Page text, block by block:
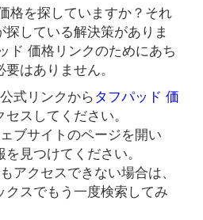
格を探していますか？それ
している解決策がありま
ド 価格リンクのためにあち
はありません。
式リンクからタフパッド 価
スしてください。
ブサイトのページを開い
見つけてください。
アクセスできない場合は、
クスでもう一度検索してみ